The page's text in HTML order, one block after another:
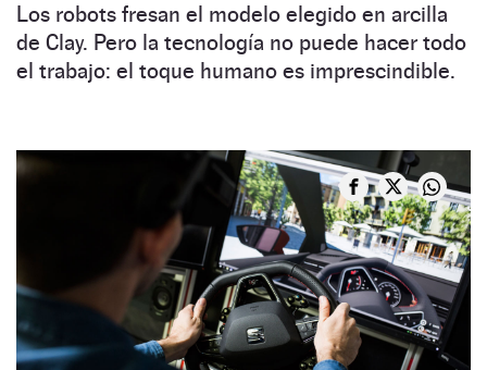
Los robots fresan el modelo elegido en arcilla
de Clay. Pero la tecnología no puede hacer todo
el trabajo: el toque humano es imprescindible.